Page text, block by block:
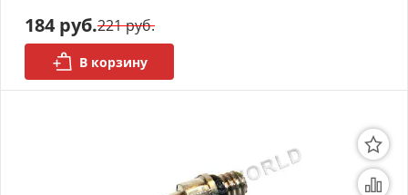
184 руб.221 руб.
В корзину